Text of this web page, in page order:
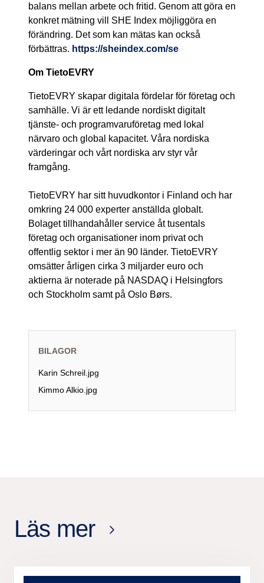
balans mellan arbete och fritid. Genom att göra en
konkret mätning vill SHE Index möjliggöra en
förändring. Det som kan mätas kan också
förbättras. https://sheindex.com/se
Om TietoEVRY
TietoEVRY skapar digitala fördelar för företag och
samhälle. Vi är ett ledande nordiskt digitalt
tjänste- och programvaruföretag med lokal
närvaro och global kapacitet. Våra nordiska
värderingar och vårt nordiska arv styr vår
framgång.
TietoEVRY har sitt huvudkontor i Finland och har
omkring 24 000 experter anställda globalt.
Bolaget tillhandahåller service åt tusentals
företag och organisationer inom privat och
offentlig sektor i mer än 90 länder. TietoEVRY
omsätter årligen cirka 3 miljarder euro och
aktierna är noterade på NASDAQ i Helsingfors
och Stockholm samt på Oslo Børs.
BILAGOR
Karin Schreil.jpg
Kimmo Alkio.jpg
Läs mer